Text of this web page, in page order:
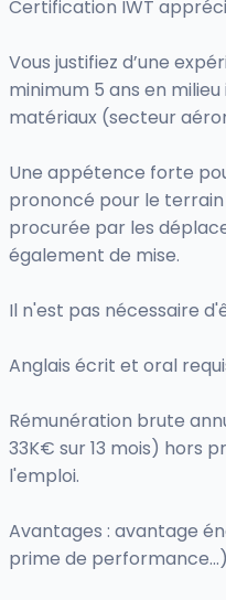
Certification IWT
Vous justifiez d’une
minimum 5 ans en
matériaux (secteur
Une appétence forte
prononcé pour le
procurée par les
également de mise.
Il n'est pas nécessaire
Anglais écrit et oral
Rémunération brute
33K€ sur 13 mois) hors
l'emploi.
Avantages : avantage
prime de performance...)